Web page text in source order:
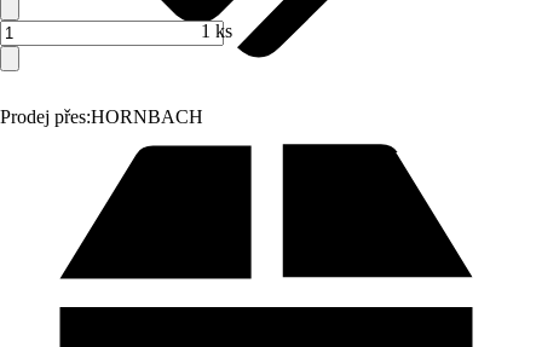
Prodej přes:HORNBACH
1 ks